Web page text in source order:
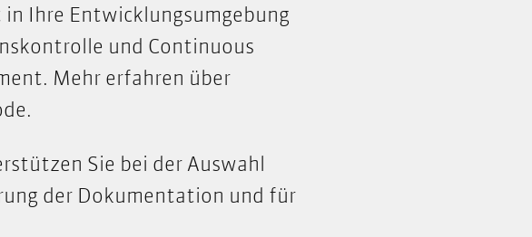
Ihre Entwicklungsumgebung
und Continuous
Mehr erfahren über
Sie bei der Auswahl
der Dokumentation und für